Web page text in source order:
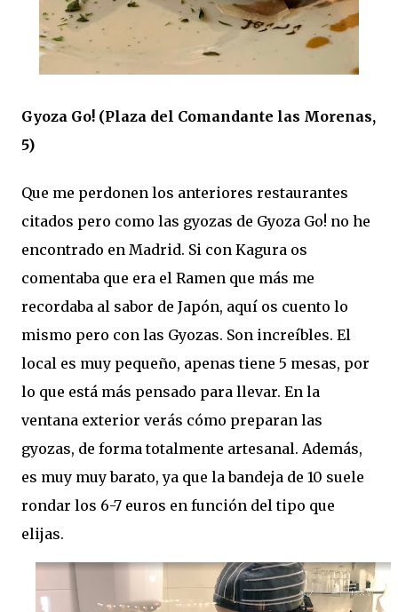
Gyoza Go! (Plaza del Comandante las Morenas,
5)
Que me perdonen los anteriores restaurantes
citados pero como las gyozas de Gyoza Go! no he
encontrado en Madrid. Si con Kagura os
comentaba que era el Ramen que más me
recordaba al sabor de Japón, aquí os cuento lo
mismo pero con las Gyozas. Son increíbles. El
local es muy pequeño, apenas tiene 5 mesas, por
lo que está más pensado para llevar. En la
ventana exterior verás cómo preparan las
gyozas, de forma totalmente artesanal. Además,
es muy muy barato, ya que la bandeja de 10 suele
rondar los 6-7 euros en función del tipo que
elijas.